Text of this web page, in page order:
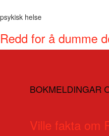
psykisk helse
Redd for å dumme
BOKMELDINGAR
Ville fakta om